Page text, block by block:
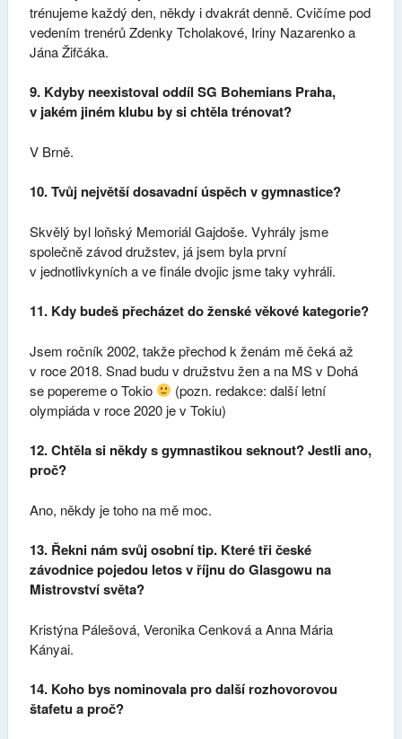
trénujeme každý den, někdy i dvakrát denně. Cvičíme pod
vedením trenérů Zdenky Tcholakové, Iriny Nazarenko a
Jána Žifčáka.
9. Kdyby neexistoval oddíl SG Bohemians Praha,
v jakém jiném klubu by si chtěla trénovat?
V Brně.
10. Tvůj největší dosavadní úspěch v gymnastice?
Skvělý byl loňský Memoriál Gajdoše. Vyhrály jsme
společně závod družstev, já jsem byla první
v jednotlivkyních a ve finále dvojic jsme taky vyhráli.
11. Kdy budeš přecházet do ženské věkové kategorie?
Jsem ročník 2002, takže přechod k ženám mě čeká až
v roce 2018. Snad budu v družstvu žen a na MS v Dohá
se popereme o Tokio
(pozn. redakce: další letní
olympiáda v roce 2020 je v Tokiu)
12. Chtěla si někdy s gymnastikou seknout? Jestli ano,
proč?
Ano, někdy je toho na mě moc.
13. Řekni nám svůj osobní tip. Které tři české
závodnice pojedou letos v říjnu do Glasgowu na
Mistrovství světa?
Kristýna Pálešová, Veronika Cenková a Anna Mária
Kányai.
14. Koho bys nominovala pro další rozhovorovou
štafetu a proč?